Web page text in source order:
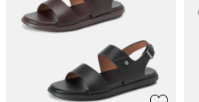
Mặt khoá sở hữu thiết kế vuông
thần hiện đại pha lẫn cổ điển –
những quý ông yêu thích phong
tạo điểm